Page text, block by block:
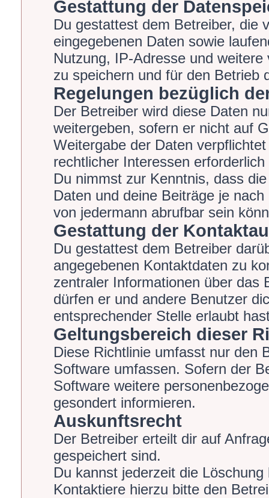
Gestattung der
Du gestattest dem Betreiber, die
eingegebenen Daten sowie
Nutzung, IP-Adresse und
zu speichern und für den Betrieb
Regelungen bezüglich
Der Betreiber wird diese Daten
weitergeben, sofern er nicht auf
Weitergabe der Daten
rechtlicher Interessen erforderlich
Du nimmst zur Kenntnis, dass
Daten und deine Beiträge je
von jedermann abrufbar sein
Gestattung der
Du gestattest dem Betreiber
angegebenen Kontaktdaten zu
zentraler Informationen über das
dürfen er und andere Benutzer
entsprechender Stelle erlaubt
Geltungsbereich dieser
Diese Richtlinie umfasst nur den
Software umfassen. Sofern der
Software weitere
gesondert informieren.
Auskunftsrecht
Der Betreiber erteilt dir auf
gespeichert sind.
Du kannst jederzeit die
Kontaktiere hierzu bitte den